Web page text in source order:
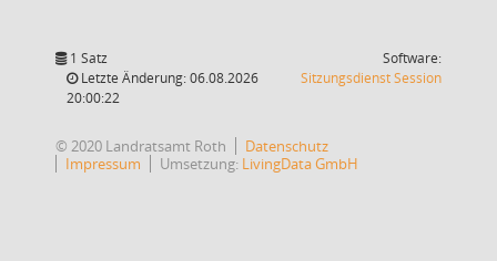
1 Satz
Letzte Änderung: 06.08.2026
20:00:22
Software:
SitzungsdienstSession(Wird in
© 2020 Landratsamt Roth
Datenschutz
Impressum
Umsetzung: LivingData GmbH